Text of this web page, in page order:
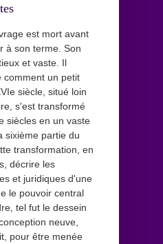
est mort avant
à son terme. Son
et vaste. Il
comment un petit
siècle, situé loin
s'est transformé
siècles en un vaste
sixième partie du
transformation, en
décrire les
et juridiques d'une
le pouvoir central
tel fut le dessein
neuve,
pour être menée